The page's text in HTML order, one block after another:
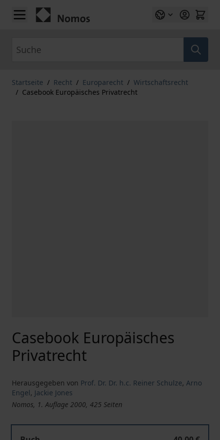
Zum Inhalt springen
Startseite / Recht / Europarecht / Wirtschaftsrecht
/ Casebook Europäisches Privatrecht
Casebook Europäisches
Privatrecht
Herausgegeben von Prof. Dr. Dr. h.c. Reiner Schulze, Arno
Engel, Jackie Jones
Nomos, 1. Auflage 2000, 425 Seiten